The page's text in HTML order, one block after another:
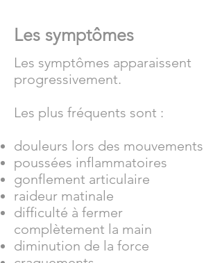
Les symptômes
Les symptômes apparaissent
progressivement.
Les plus fréquents sont :
douleurs lors des mouvements
poussées inflammatoires
gonflement articulaire
raideur matinale
difficulté à fermer
complètement la main
diminution de la force